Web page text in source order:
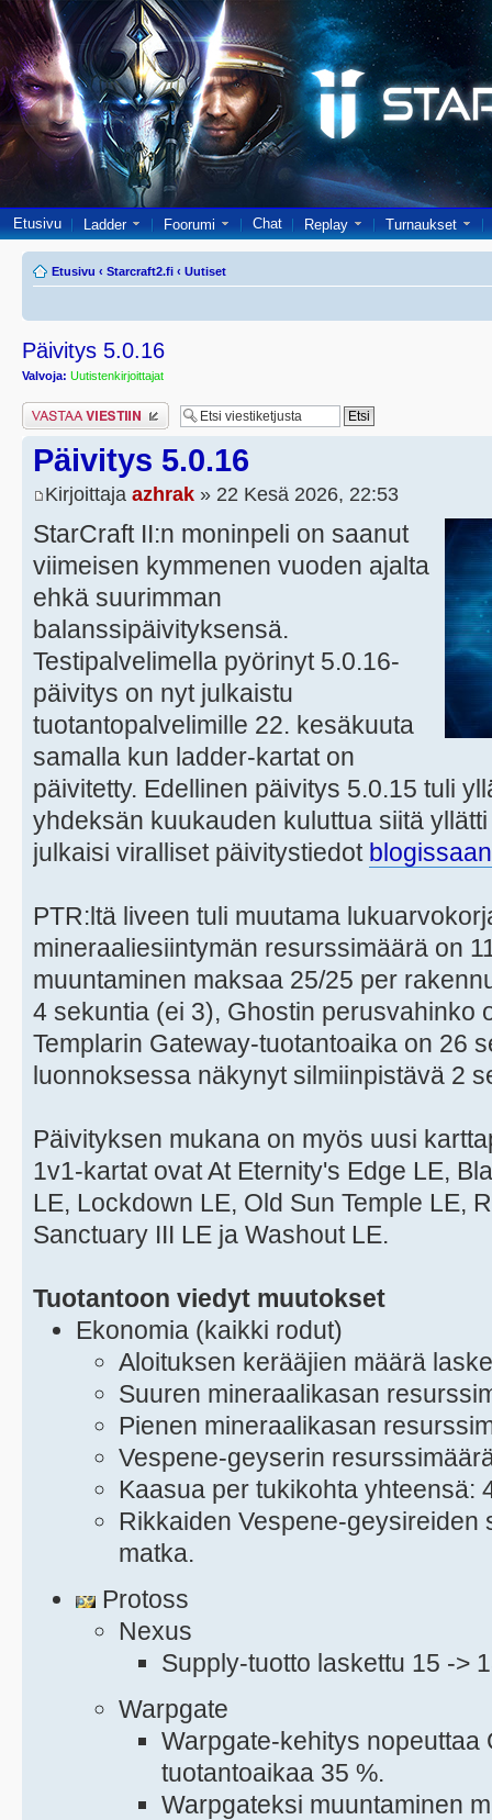
Etusivu Ladder Foorumi Chat Replay Turnaukset
Etusivu ‹ Starcraft2.fi ‹ Uutiset
Päivitys 5.0.16
Valvoja: Uutistenkirjoittajat
Lähetä vastaus
Päivitys 5.0.16
Kirjoittaja azhrak » 22 Kesä 2026, 22:53
StarCraft II:n moninpeli on saanut
viimeisen kymmenen vuoden ajalta
ehkä suurimman
balanssipäivityksensä.
Testipalvelimella pyörinyt 5.0.16-
päivitys on nyt julkaistu
tuotantopalvelimille 22. kesäkuuta
samalla kun ladder-kartat on
päivitetty. Edellinen päivitys 5.0.15 tuli
yhdeksän kuukauden kuluttua siitä
julkaisi viralliset päivitystiedot blogissaan
PTR:ltä liveen tuli muutama
mineraaliesiintymän resurssimäärä on
muuntaminen maksaa 25/25 per
4 sekuntia (ei 3), Ghostin perusvahinko
Templarin Gateway-tuotantoaika on 26
luonnoksessa näkynyt silmiinpistävä 2
Päivityksen mukana on myös uusi
1v1-kartat ovat At Eternity's Edge LE,
LE, Lockdown LE, Old Sun Temple LE,
Sanctuary III LE ja Washout LE.
Tuotantoon viedyt muutokset
Ekonomia (kaikki rodut)
Aloituksen kerääjien määrä
Suuren mineraalikasan
Pienen mineraalikasan
Vespene-geyserin
Kaasua per tukikohta yhteensä:
Rikkaiden Vespene-geysireiden
matka.
Protoss
Nexus
Supply-tuotto laskettu 15 ->
Warpgate
Warpgate-kehitys nopeuttaa
tuotantoaikaa 35 %.
Warpgateksi muuntaminen